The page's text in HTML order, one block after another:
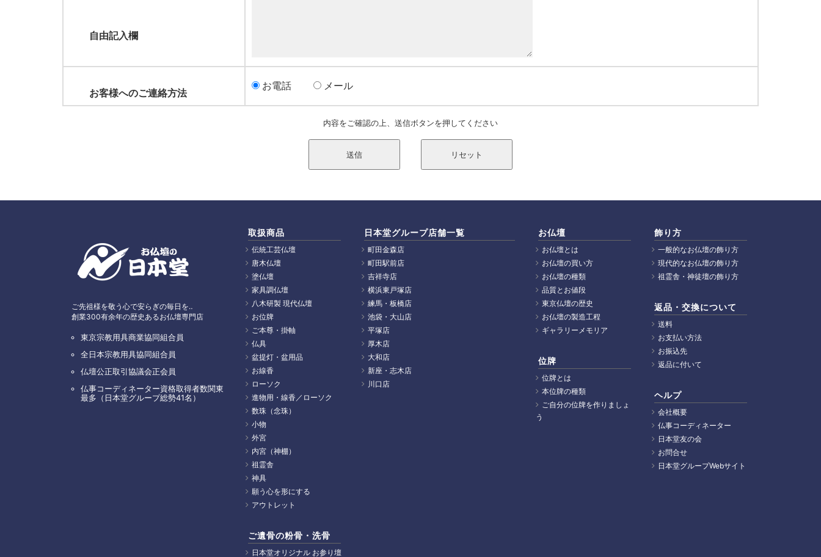
自由記入欄
お客様へのご連絡方法
お電話 メール
内容をご確認の上、送信ボタンを押してください
ご先祖様を敬う心で安らぎの毎日を‥
創業300有余年の歴史あるお仏壇専門店
東京宗教用具商業協同組合員
全日本宗教用具協同組合員
仏壇公正取引協議会正会員
仏事コーディネーター資格取得者数関東
最多（日本堂グループ総勢41名）
取扱商品
伝統工芸仏壇
唐木仏壇
塗仏壇
家具調仏壇
八木研製 現代仏壇
お位牌
ご本尊・掛軸
仏具
盆提灯・盆用品
お線香
ローソク
進物用・線香／ローソク
数珠（念珠）
小物
外宮
内宮（神棚）
祖霊舎
神具
願う心を形にする
アウトレット
ご遺骨の粉骨・洗骨
日本堂オリジナル お参り壇
日本堂グループ店舗一覧
町田金森店
町田駅前店
吉祥寺店
横浜東戸塚店
練馬・板橋店
池袋・大山店
平塚店
厚木店
大和店
新座・志木店
川口店
お仏壇
お仏壇とは
お仏壇の買い方
お仏壇の種類
品質とお値段
東京仏壇の歴史
お仏壇の製造工程
ギャラリーメモリア
位牌
位牌とは
本位牌の種類
ご自分の位牌を作りましょ
う
飾り方
一般的なお仏壇の飾り方
現代的なお仏壇の飾り方
祖霊舎・神徒壇の飾り方
返品・交換について
送料
お支払い方法
お振込先
返品に付いて
ヘルプ
会社概要
仏事コーディネーター
日本堂友の会
お問合せ
日本堂グループWebサイト